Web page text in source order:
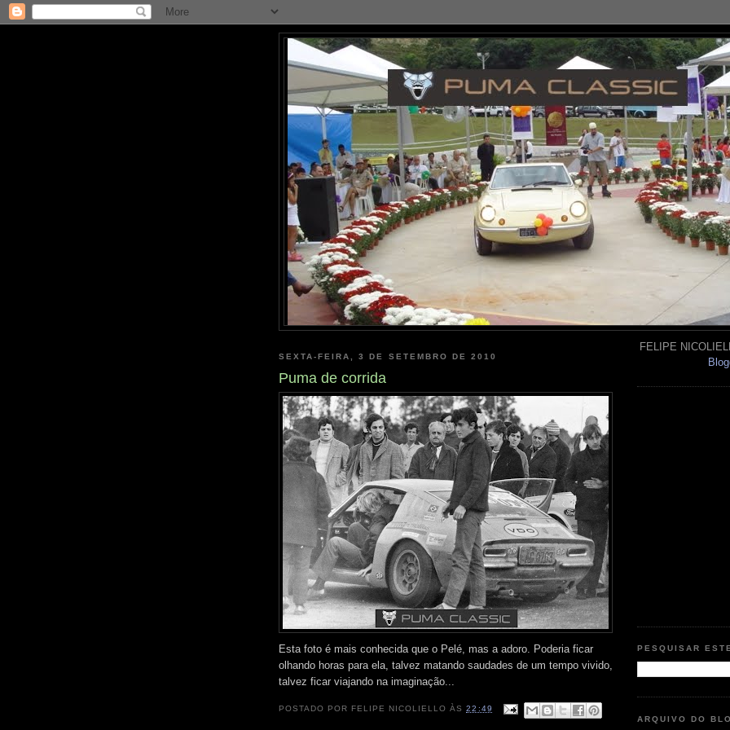
SEXTA-FEIRA, 3 DE SETEMBRO DE 2010
Puma de corrida
Esta foto é mais conhecida que o Pelé, mas a adoro. Poderia ficar
olhando horas para ela, talvez matando saudades de um tempo vivido,
talvez ficar viajando na imaginação...
POSTADO POR FELIPE NICOLIELLO ÀS22:49
FELIPE
PESQUISAR
ARQUIVO DO